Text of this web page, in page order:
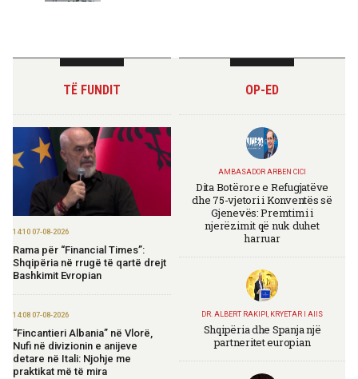
TË FUNDIT
14:10 07-08-2026
Rama për “Financial Times”:
Shqipëria në rrugë të qartë drejt
Bashkimit Evropian
14:08 07-08-2026
“Fincantieri Albania” në Vlorë,
Nufi në divizionin e anijeve
detare në Itali: Njohje me
praktikat më të mira
OP-ED
AMBASADOR ARBEN CICI
Dita Botërore e Refugjatëve
dhe 75-vjetori i Konventës së
Gjenevës: Premtimi i
njerëzimit që nuk duhet
harruar
DR. ALBERT RAKIPI, KRYETAR I AIIS
Shqipëria dhe Spanja një
partneritet europian